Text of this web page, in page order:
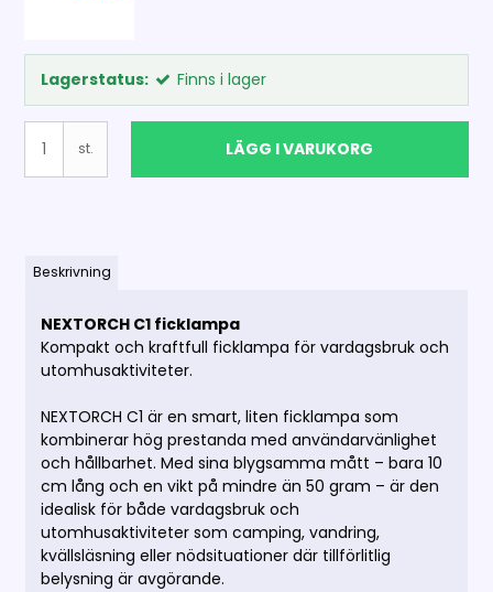
Lagerstatus: Finns i lager
st. LÄGG I VARUKORG
Beskrivning
NEXTORCH C1 ficklampa
Kompakt och kraftfull ficklampa för vardagsbruk och
utomhusaktiviteter.
NEXTORCH C1 är en smart, liten ficklampa som
kombinerar hög prestanda med användarvänlighet
och hållbarhet. Med sina blygsamma mått – bara 10
cm lång och en vikt på mindre än 50 gram – är den
idealisk för både vardagsbruk och
utomhusaktiviteter som camping, vandring,
kvällsläsning eller nödsituationer där tillförlitlig
belysning är avgörande.